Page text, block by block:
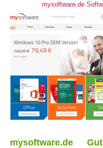
mysoftware.de
mysoftware.de